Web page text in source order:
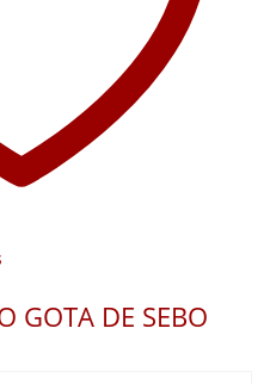
GOTA DE SEBO